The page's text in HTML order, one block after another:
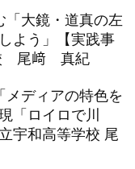
「大鏡・道真の左
よう」【実践事
尾﨑 真紀
メディアの特色を
「ロイロで川
宇和高等学校 尾